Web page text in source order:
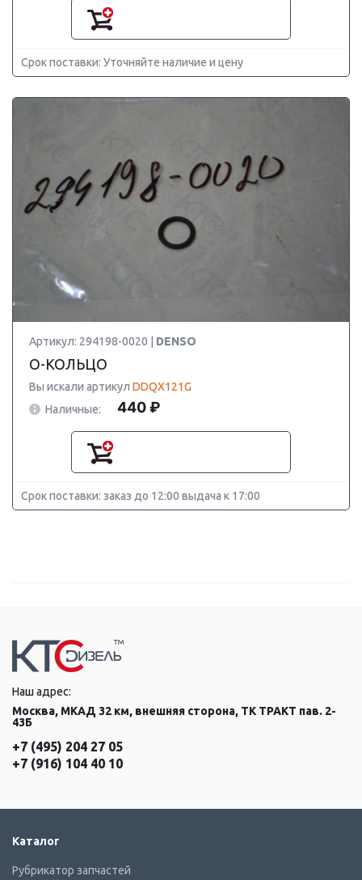
Срок поставки: Уточняйте наличие и цену
Артикул: 294198-0020 | DENSO
О-КОЛЬЦО
Вы искали артикул DDQX121G
Наличные:
440 ₽
Срок поставки: заказ до 12:00 выдача к 17:00
Наш адрес:
Москва, МКАД 32 км, внешняя сторона, ТК ТРАКТ пав. 2-
43Б
+7 (495) 204 27 05
+7 (916) 104 40 10
Каталог
Рубрикатор запчастей